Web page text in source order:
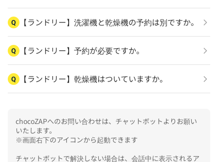
Q 【ランドリー】洗濯機と乾燥機の予約は別ですか。
Q 【ランドリー】予約が必要ですか。
Q 【ランドリー】乾燥機はついていますか。
chocoZAPへのお問い合わせは、チャットボットよりお願い
いたします。
※画面右下のアイコンから起動できます
チャットボットで解決しない場合は、会話中に表示されるア